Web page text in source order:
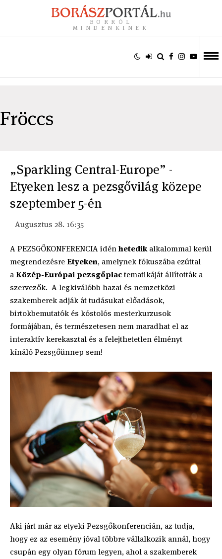
BORRÓL
MINDENKINEK
Fröccs
„Sparkling Central-Europe” -
Etyeken lesz a pezsgővilág közepe
szeptember 5-én
Augusztus 28. 16:35
A PEZSGŐKONFERENCIA idénhetedikalkalommal kerül
megrendezésre Etyeken, amelynek fókuszába ezúttal
a Közép-Európai pezsgőpiactematikáját állították a
szervezők. A legkiválóbb hazai és nemzetközi
szakemberek adják át tudásukat előadások,
birtokbemutatók és kóstolós mesterkurzusok
formájában, és természetesen nem maradhat el az
interaktív kerekasztal és a felejthetetlen élményt
kínáló Pezsgőünnep sem!
Aki járt már az etyeki Pezsgőkonferencián, az tudja,
hogy ez az esemény jóval többre vállalkozik annál, hogy
csupán egy olyan fórum legyen, ahol a szakemberek